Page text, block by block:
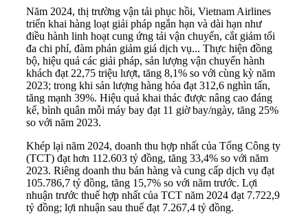
Năm 2024, thị trường vận tải phục hồi, Vietnam Airlines
triển khai hàng loạt giải pháp ngắn hạn và dài hạn như
điều hành linh hoạt cung ứng tải vận chuyển, cắt giảm tối
đa chi phí, đàm phán giảm giá dịch vụ... Thực hiện đồng
bộ, hiệu quả các giải pháp, sản lượng vận chuyển hành
khách đạt 22,75 triệu lượt, tăng 8,1% so với cùng kỳ năm
2023; trong khi sản lượng hàng hóa đạt 312,6 nghìn tấn,
tăng mạnh 39%. Hiệu quả khai thác được nâng cao đáng
kể, bình quân mỗi máy bay đạt 11 giờ bay/ngày, tăng 25%
so với năm 2023.
Khép lại năm 2024, doanh thu hợp nhất của Tổng Công ty
(TCT) đạt hơn 112.603 tỷ đồng, tăng 33,4% so với năm
2023. Riêng doanh thu bán hàng và cung cấp dịch vụ đạt
105.786,7 tỷ đồng, tăng 15,7% so với năm trước. Lợi
nhuận trước thuế hợp nhất của TCT năm 2024 đạt 7.722,9
tỷ đồng; lợi nhuận sau thuế đạt 7.267,4 tỷ đồng.